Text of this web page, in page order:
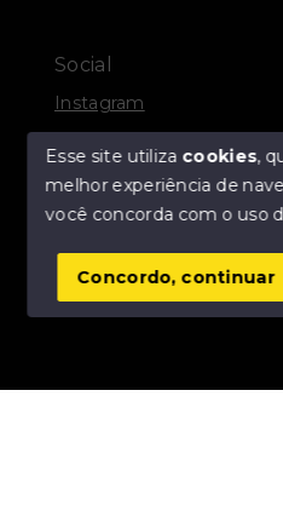
Olá! Estamos
Social
Instagram
SITE PARA IMOBILIARIA
Esse site utiliza cookies,
melhor experiência de
você concorda com o uso
Concordo, continuar